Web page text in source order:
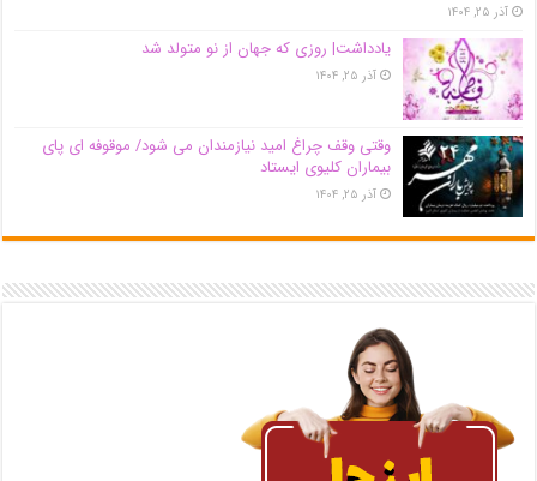
آذر ۲۵, ۱۴۰۴
یادداشت| روزی که جهان از نو متولد شد
آذر ۲۵, ۱۴۰۴
وقتی وقف چراغ امید نیازمندان می شود/ موقوفه ای پای
بیماران کلیوی ایستاد
آذر ۲۵, ۱۴۰۴